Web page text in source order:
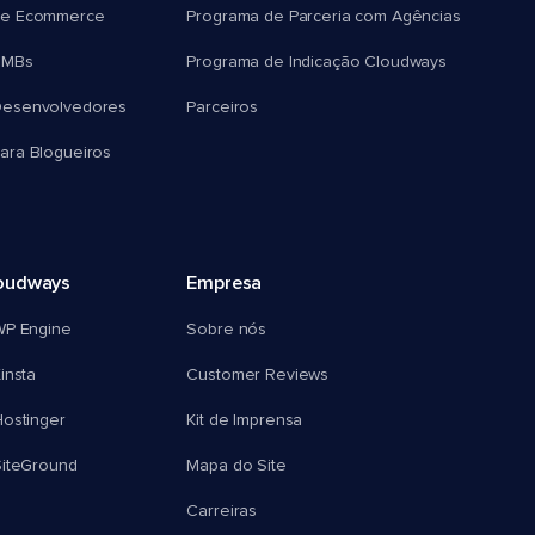
Ecommerce
Blogueiros
Programa de Parceria com Agências
Programa de Indicação Cloudways
Parceiros
Engine
Empresa
Sobre nós
Customer Reviews
Kit de Imprensa
Mapa do Site
Carreiras